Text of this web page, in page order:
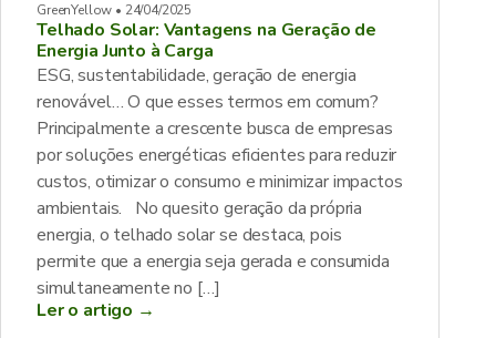
GreenYellow • 24/04/2025
Telhado Solar: Vantagens na Geração de
Energia Junto à Carga
ESG, sustentabilidade, geração de energia
renovável… O que esses termos em comum?
Principalmente a crescente busca de empresas
por soluções energéticas eficientes para reduzir
custos, otimizar o consumo e minimizar impactos
ambientais. No quesito geração da própria
energia, o telhado solar se destaca, pois
permite que a energia seja gerada e consumida
simultaneamente no […]
Ler o artigo →